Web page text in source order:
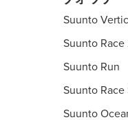
Suunto
Suunto Race
Suunto Run
Suunto Race
Suunto